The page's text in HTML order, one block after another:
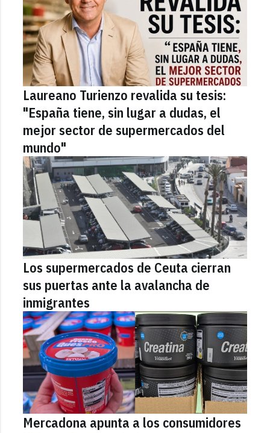
Laureano Turienzo revalida su tesis:
"España tiene, sin lugar a dudas, el
mejor sector de supermercados del
mundo"
Los supermercados de Ceuta cierran
sus puertas ante la avalancha de
inmigrantes
Mercadona apunta a los consumidores